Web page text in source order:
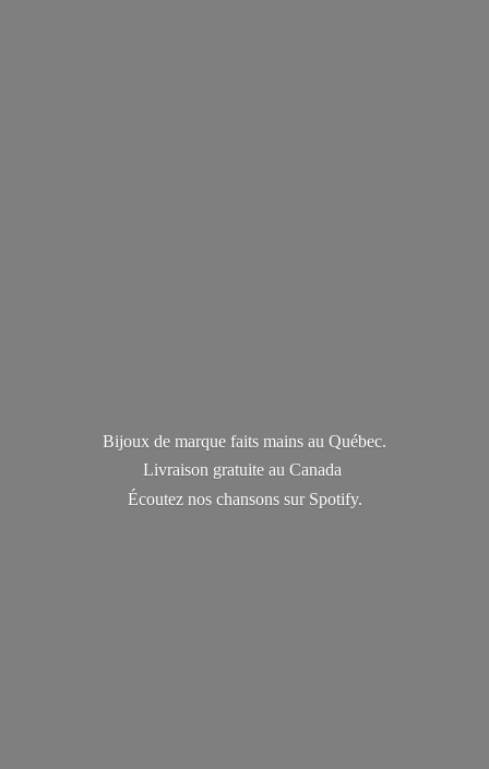
Bijoux de marque faits mains au Québec.
Livraison gratuite au Canada
Écoutez nos chansons sur Spotify.